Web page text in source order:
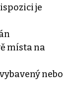
je
místa na
nebo